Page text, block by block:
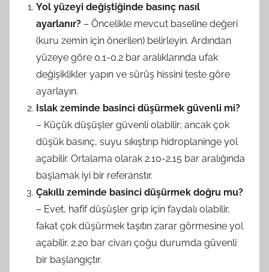
Yol yüzeyi değiştiğinde basınç nasıl
ayarlanır? – Öncelikle mevcut baseline değeri
(kuru zemin için önerilen) belirleyin. Ardından
yüzeye göre 0.1-0.2 bar aralıklarında ufak
değişiklikler yapın ve sürüş hissini teste göre
ayarlayın.
Islak zeminde basinci düşürmek güvenli mi?
– Küçük düşüşler güvenli olabilir; ancak çok
düşük basınç, suyu sıkıştırıp hidroplaninge yol
açabilir. Ortalama olarak 2.10-2.15 bar aralığında
başlamak iyi bir referanstır.
Çakıllı zeminde basinci düşürmek doğru mu?
– Evet, hafif düşüşler grip için faydalı olabilir,
fakat çok düşürmek taşıtın zarar görmesine yol
açabilir. 2.20 bar civarı çoğu durumda güvenli
bir başlangıçtır.